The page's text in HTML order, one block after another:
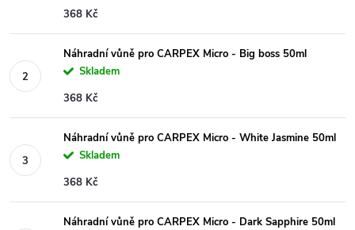
368 Kč
Náhradní vůně pro CARPEX Micro - Big boss 50ml
Skladem
368 Kč
Náhradní vůně pro CARPEX Micro - White Jasmine 50ml
Skladem
368 Kč
Náhradní vůně pro CARPEX Micro - Dark Sapphire 50ml